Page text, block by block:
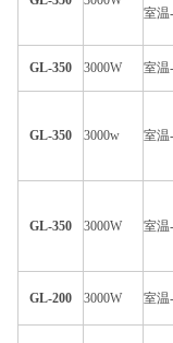
室温
GL-350 3000W 室温
GL-350 3000w 室温
GL-350 3000W 室温
GL-200 3000W 室温